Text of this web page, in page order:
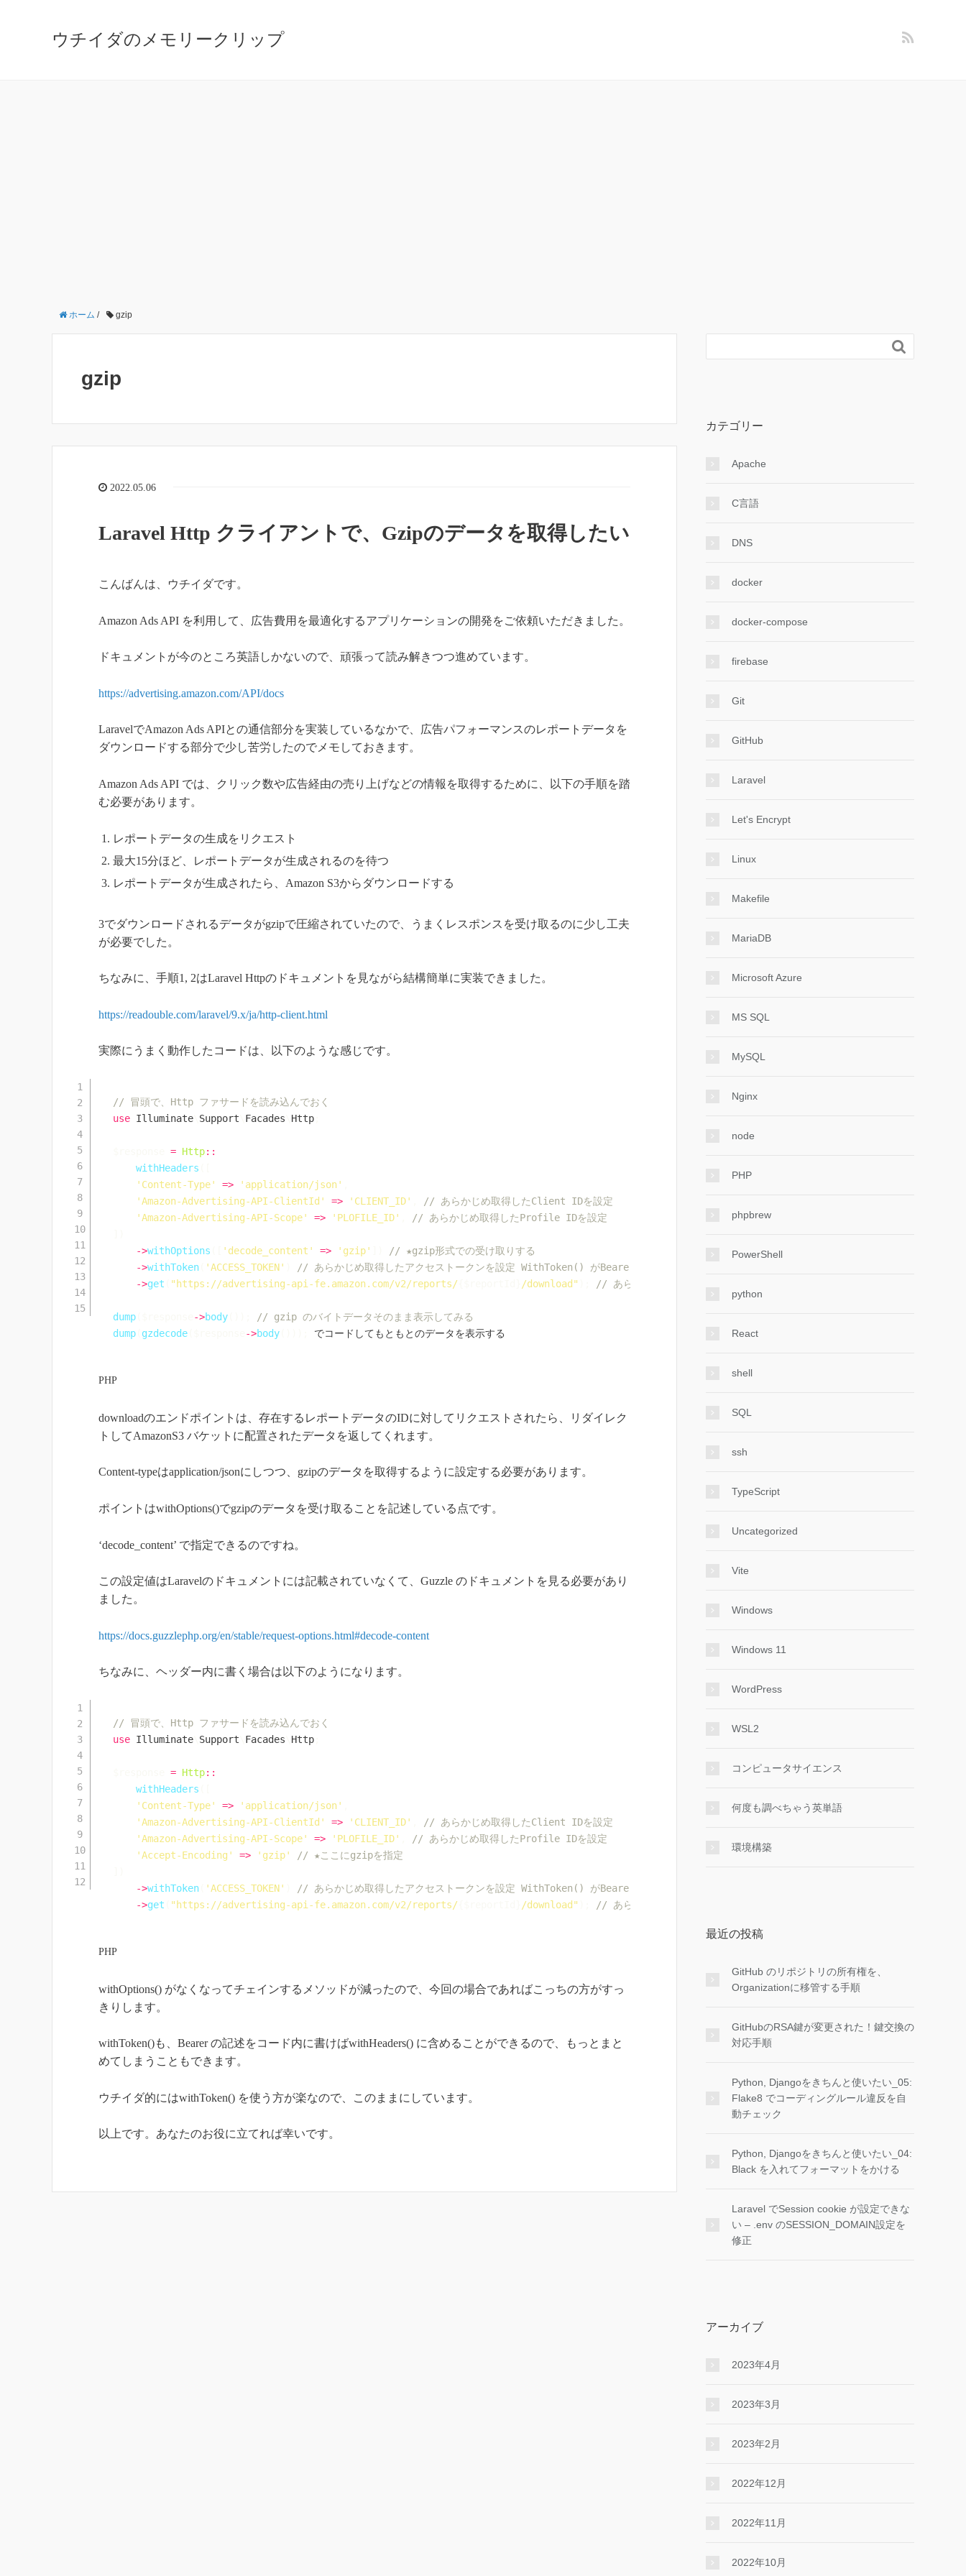
ウチイダのメモリークリップ
ホーム / gzip
gzip
2022.05.06
Laravel Http クライアントで、Gzipのデータを取得したい
こんばんは、ウチイダです。
Amazon Ads API を利用して、広告費用を最適化するアプリケーションの開発をご依頼いただきました。
ドキュメントが今のところ英語しかないので、頑張って読み解きつつ進めています。
https://advertising.amazon.com/API/docs
LaravelでAmazon Ads APIとの通信部分を実装しているなかで、広告パフォーマンスのレポートデータを
ダウンロードする部分で少し苦労したのでメモしておきます。
Amazon Ads API では、クリック数や広告経由の売り上げなどの情報を取得するために、以下の手順を踏
む必要があります。
レポートデータの生成をリクエスト
最大15分ほど、レポートデータが生成されるのを待つ
レポートデータが生成されたら、Amazon S3からダウンロードする
3でダウンロードされるデータがgzipで圧縮されていたので、うまくレスポンスを受け取るのに少し工夫
が必要でした。
ちなみに、手順1, 2はLaravel Httpのドキュメントを見ながら結構簡単に実装できました。
https://readouble.com/laravel/9.x/ja/http-client.html
実際にうまく動作したコードは、以下のような感じです。
// 冒頭で、Http ファサードを読み込んでおく
use Illuminate Support Facades Http
= Http::
withHeaders
'Content-Type'
=> 'application/json'
'Amazon-Advertising-API-ClientId'
=> 'CLIENT_ID'
// あらかじめ取得したClient IDを設定
'Amazon-Advertising-API-Scope'
=> 'PLOFILE_ID'
// あらかじめ取得したProfile IDを設定
->withOptions 'decode_content' => 'gzip'
// ★gzip形式での受け取りする
->withToken 'ACCESS_TOKEN'
// あらかじめ取得したアクセストークンを設定 WithToken() がBearer の記述など行ってくれる
->get "https://advertising-api-fe.amazon.com/v2/reports/ /download" // あらかじめ発行リクエストしたレポートのIDを設定
dump ->body
// gzip のバイトデータそのまま表示してみる
dump gzdecode ->body でコードしてもともとのデータを表示する
PHP
downloadのエンドポイントは、存在するレポートデータのIDに対してリクエストされたら、リダイレク
トしてAmazonS3 バケットに配置されたデータを返してくれます。
Content-typeはapplication/jsonにしつつ、gzipのデータを取得するように設定する必要があります。
ポイントはwithOptions()でgzipのデータを受け取ることを記述している点です。
‘decode_content’ で指定できるのですね。
この設定値はLaravelのドキュメントには記載されていなくて、Guzzle のドキュメントを見る必要があり
ました。
https://docs.guzzlephp.org/en/stable/request-options.html#decode-content
ちなみに、ヘッダー内に書く場合は以下のようになります。
// 冒頭で、Http ファサードを読み込んでおく
use Illuminate Support Facades Http
= Http::
withHeaders
'Content-Type'
=> 'application/json'
'Amazon-Advertising-API-ClientId'
=> 'CLIENT_ID'
// あらかじめ取得したClient IDを設定
'Amazon-Advertising-API-Scope'
=> 'PLOFILE_ID'
// あらかじめ取得したProfile IDを設定
'Accept-Encoding'
=> 'gzip'
// ★ここにgzipを指定
->withToken 'ACCESS_TOKEN'
// あらかじめ取得したアクセストークンを設定 WithToken() がBearer の記述など行ってくれる
->get "https://advertising-api-fe.amazon.com/v2/reports/ /download" // あらかじめ発行リクエストしたレポートのIDを設定
PHP
withOptions() がなくなってチェインするメソッドが減ったので、今回の場合であればこっちの方がすっ
きりします。
withToken()も、Bearer の記述をコード内に書けばwithHeaders() に含めることができるので、もっとまと
めてしまうこともできます。
ウチイダ的にはwithToken() を使う方が楽なので、このままにしています。
以上です。あなたのお役に立てれば幸いです。

カテゴリー
Apache
C言語
DNS
docker
docker-compose
firebase
Git
GitHub
Laravel
Let's Encrypt
Linux
Makefile
MariaDB
Microsoft Azure
MS SQL
MySQL
Nginx
node
PHP
phpbrew
PowerShell
python
React
shell
SQL
ssh
TypeScript
Uncategorized
Vite
Windows
Windows 11
WordPress
WSL2
コンピュータサイエンス
何度も調べちゃう英単語
環境構築
最近の投稿
GitHub のリポジトリの所有権を、
Organizationに移管する手順
GitHubのRSA鍵が変更された！鍵交換の
対応手順
Python, Djangoをきちんと使いたい_05:
Flake8 でコーディングルール違反を自
動チェック
Python, Djangoをきちんと使いたい_04:
Black を入れてフォーマットをかける
Laravel でSession cookie が設定できな
い – .env のSESSION_DOMAIN設定を
修正
アーカイブ
2023年4月
2023年3月
2023年2月
2022年12月
2022年11月
2022年10月